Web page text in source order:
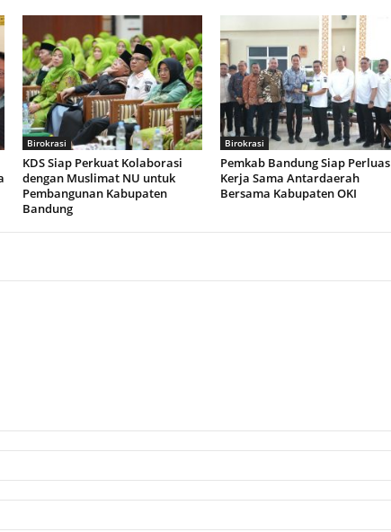
Birokrasi
KDS Siap Perkuat Kolaborasi
dengan Muslimat NU untuk
Pembangunan Kabupaten
Bandung
Birokrasi
Pemkab Bandung Siap Perluas
Kerja Sama Antardaerah
Bersama Kabupaten OKI